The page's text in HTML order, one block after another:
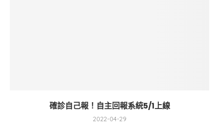
確診自己報！自主回報系統5/1上線
2022-04-29